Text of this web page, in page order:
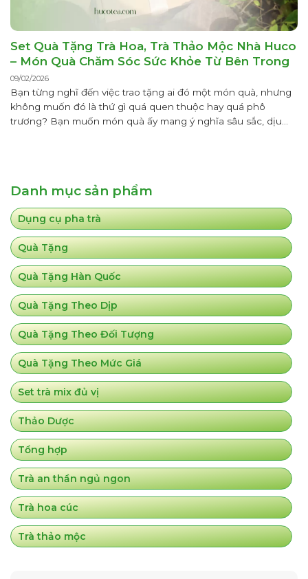
Set Quà Tặng Trà Hoa, Trà Thảo Mộc Nhà Huco
– Món Quà Chăm Sóc Sức Khỏe Từ Bên Trong
09/02/2026
Bạn từng nghĩ đến việc trao tặng ai đó một món quà, nhưng
không muốn đó là thứ gì quá quen thuộc hay quá phô
trương? Bạn muốn món quà ấy mang ý nghĩa sâu sắc, dịu
Danh mục sản phẩm
Dụng cụ pha trà
Quà Tặng
Quà Tặng Hàn Quốc
Quà Tặng Theo Dịp
Quà Tặng Theo Đối Tượng
Quà Tặng Theo Mức Giá
Set trà mix đủ vị
Thảo Dược
Tổng hợp
Trà an thần ngủ ngon
Trà hoa cúc
Trà thảo mộc